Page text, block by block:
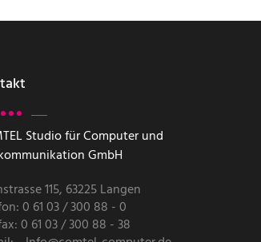
Studio für Computer und
GmbH
115, 63225 Langen
0 61 03 / 300 88 - 0
0 61 03 / 300 88 - 38